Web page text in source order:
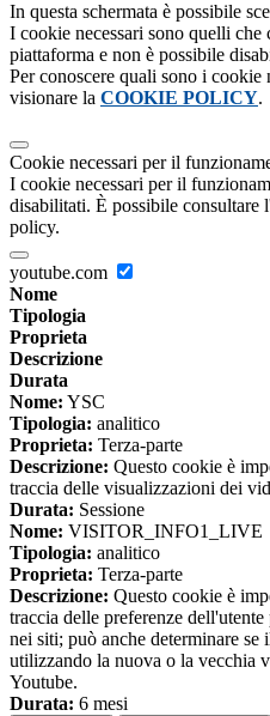
In questa schermata è possibile
I cookie necessari sono quelli
piattaforma e non è possibile
Per conoscere quali sono i cookie
visionare la COOKIE POLICY.
Cookie necessari per il
I cookie necessari per il
disabilitati. È possibile consultare
policy.
youtube.com
Nome
Tipologia
Proprieta
Descrizione
Durata
Nome: YSC
Tipologia: analitico
Proprieta: Terza-parte
Descrizione: Questo cookie è
traccia delle visualizzazioni dei
Durata: Sessione
Nome: VISITOR_INFO1_LIVE
Tipologia: analitico
Proprieta: Terza-parte
Descrizione: Questo cookie è
traccia delle preferenze
nei siti; può anche determinare se
utilizzando la nuova o la vecchia
Youtube.
Durata: 6 mesi